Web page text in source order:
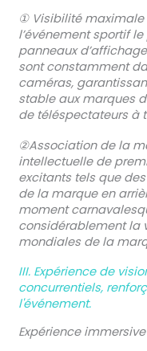
① Visibilité maximale
l’événement sportif
panneaux
sont constamment
caméras,
stable aux marques
de téléspectateurs à
②Association de la
intellectuelle de
excitants tels que
de la marque en
moment
considérablement la
mondiales de la
III. Expérience de
concurrentiels,
l'événement.
Expérience